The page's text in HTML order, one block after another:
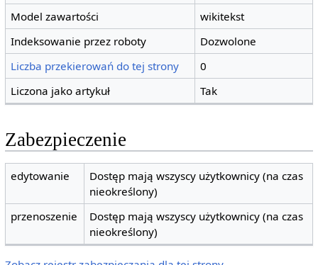
Model zawartości
wikitekst
Indeksowanie przez roboty
Dozwolone
Liczba przekierowań do tej strony
0
Liczona jako artykuł
Tak
Zabezpieczenie
edytowanie
Dostęp mają wszyscy użytkownicy (na czas
nieokreślony)
przenoszenie
Dostęp mają wszyscy użytkownicy (na czas
nieokreślony)